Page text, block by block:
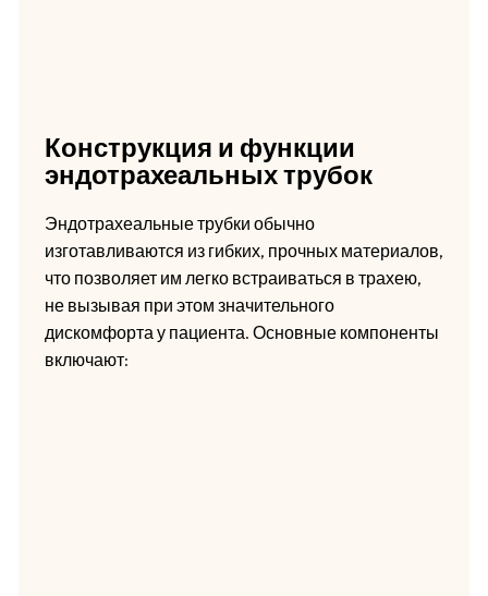
Конструкция и функции
эндотрахеальных трубок
Эндотрахеальные трубки обычно
изготавливаются из гибких, прочных материалов,
что позволяет им легко встраиваться в трахею,
не вызывая при этом значительного
дискомфорта у пациента. Основные компоненты
включают: